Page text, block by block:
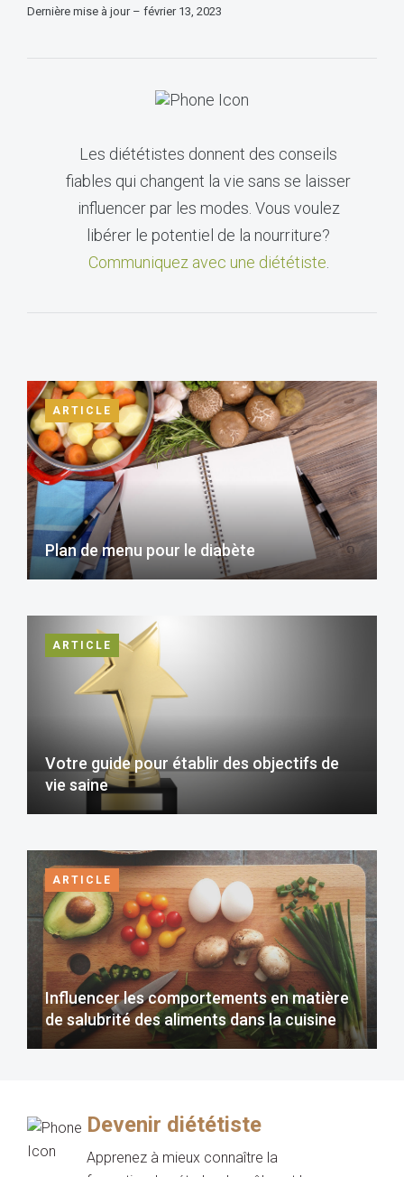
Dernière mise à jour – février 13, 2023
Les diététistes donnent des conseils
fiables qui changent la vie sans se laisser
influencer par les modes. Vous voulez
libérer le potentiel de la nourriture?
Communiquez avec une diététiste
ARTICLE
Plan de menu pour le diabète
ARTICLE
Votre guide pour établir des objectifs de
vie saine
ARTICLE
Influencer les comportements en matière
de salubrité des aliments dans la cuisine
Devenir diététiste
Apprenez à mieux connaître la